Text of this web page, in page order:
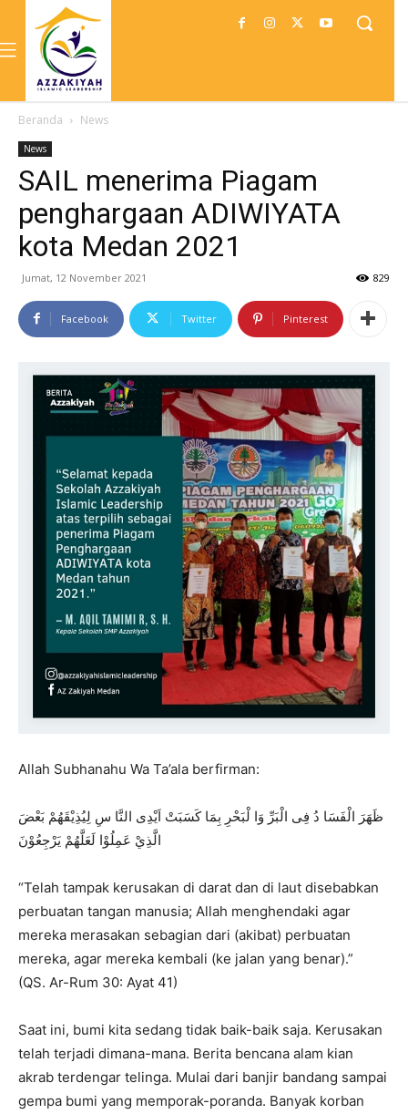
Beranda News
News
SAIL menerima Piagam
penghargaan ADIWIYATA
kota Medan 2021
Jumat, 12 November 2021 829
Facebook Twitter Pinterest
Allah Subhanahu Wa Ta’ala berfirman:
ظَهَرَ الْفَسَا دُ فِى الْبَرِّ وَا لْبَحْرِ بِمَا كَسَبَتْ اَيْدِى النَّا سِ لِيُذِيْقَهُمْ بَعْضَ
الَّذِيْ عَمِلُوْا لَعَلَّهُمْ يَرْجِعُوْنَ
“Telah tampak kerusakan di darat dan di laut disebabkan
perbuatan tangan manusia; Allah menghendaki agar
mereka merasakan sebagian dari (akibat) perbuatan
mereka, agar mereka kembali (ke jalan yang benar).”
(QS. Ar-Rum 30: Ayat 41)
Saat ini, bumi kita sedang tidak baik-baik saja. Kerusakan
telah terjadi dimana-mana. Berita bencana alam kian
akrab terdengar telinga. Mulai dari banjir bandang sampai
gempa bumi yang memporak-poranda. Banyak korban